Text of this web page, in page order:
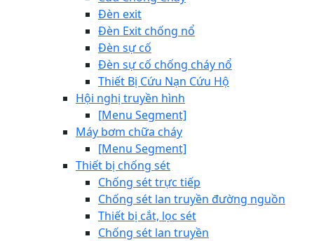
Đèn exit
Đèn Exit chống nổ
Đèn sự cố
Đèn sự cố chống cháy nổ
Thiết Bị Cứu Nạn Cứu Hộ
Hội nghị truyền hình
[Menu Segment]
Máy bơm chữa cháy
[Menu Segment]
Thiết bị chống sét
Chống sét trực tiếp
Chống sét lan truyền đường nguồn
Thiết bị cắt, lọc sét
Chống sét lan truyền